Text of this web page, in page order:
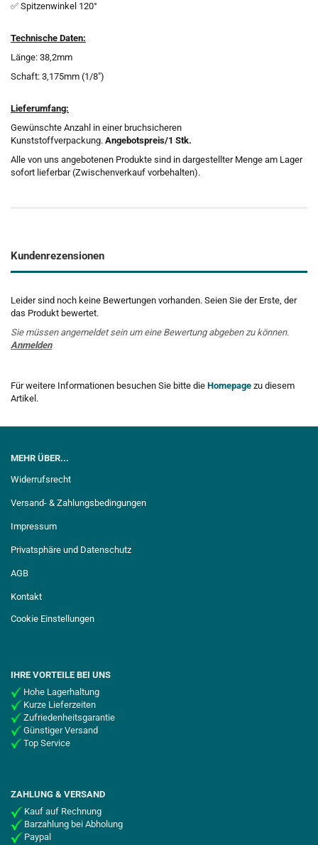
✅ Spitzenwinkel 120°
Technische Daten:
Länge: 38,2mm
Schaft: 3,175mm (1/8")
Lieferumfang:
Gewünschte Anzahl in einer bruchsicheren
Kunststoffverpackung. Angebotspreis/1 Stk.
Alle von uns angebotenen Produkte sind in dargestellter Menge am Lager
sofort lieferbar (Zwischenverkauf vorbehalten).
Kundenrezensionen
Leider sind noch keine Bewertungen vorhanden. Seien Sie der Erste, der
das Produkt bewertet.
Sie müssen angemeldet sein um eine Bewertung abgeben zu können.
Anmelden
Für weitere Informationen besuchen Sie bitte die Homepage zu diesem
Artikel.
MEHR ÜBER...
Widerrufsrecht
Versand- & Zahlungsbedingungen
Impressum
Privatsphäre und Datenschutz
AGB
Kontakt
Cookie Einstellungen
IHRE VORTEILE BEI UNS
Hohe Lagerhaltung
Kurze Lieferzeiten
Zufriedenheitsgarantie
Günstiger Versand
Top Service
ZAHLUNG & VERSAND
Kauf auf Rechnung
Barzahlung bei Abholung
Paypal